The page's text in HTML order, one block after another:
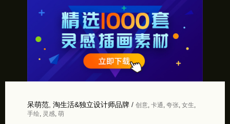
呆萌范, 淘生活&独立设计师品牌/ 创意, 卡通 夸张, 女生
手绘, 灵感, 萌